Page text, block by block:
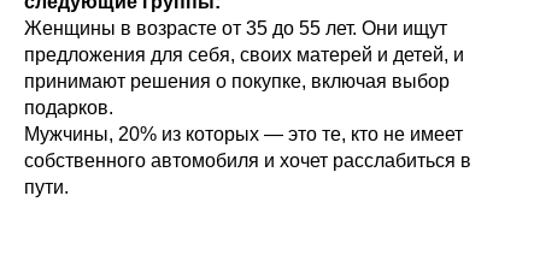
Женщины в возрасте от 35 до 55 лет. Они ищут
предложения для себя, своих матерей и детей, и
принимают решения о покупке, включая выбор
подарков.
Мужчины, 20% из которых — это те, кто не имеет
собственного автомобиля и хочет расслабиться в
пути.